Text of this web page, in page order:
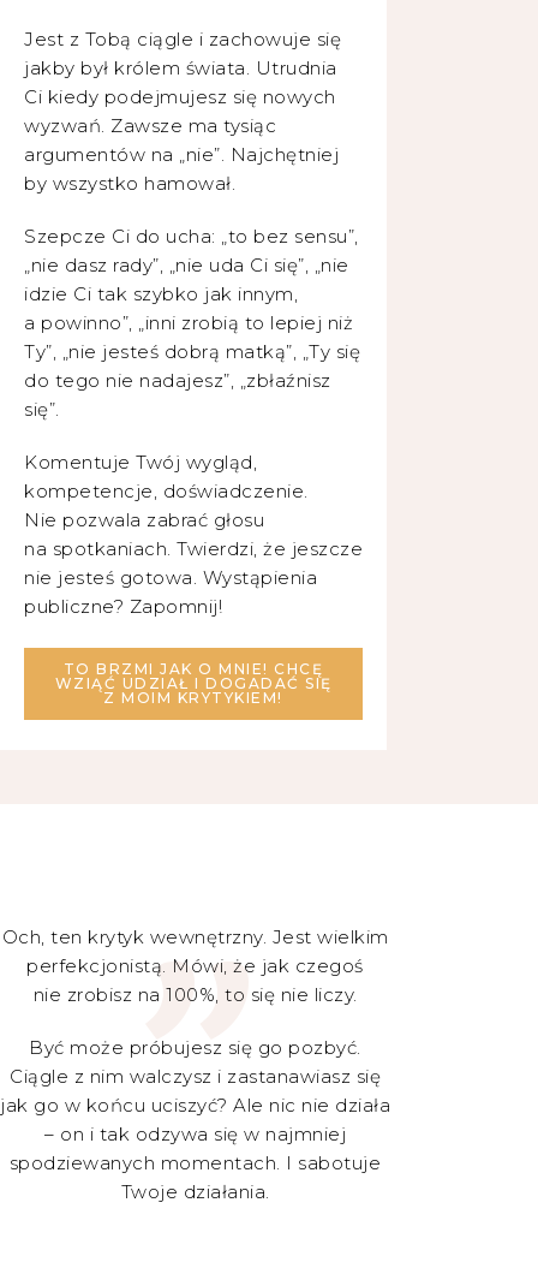
Jest z Tobą ciągle i zachowuje się
jakby był królem świata. Utrudnia
Ci kiedy podejmujesz się nowych
wyzwań. Zawsze ma tysiąc
argumentów na „nie”. Najchętniej
by wszystko hamował.
Szepcze Ci do ucha: „to bez sensu”,
„nie dasz rady”, „nie uda Ci się”, „nie
idzie Ci tak szybko jak innym,
a powinno”, „inni zrobią to lepiej niż
Ty”, „nie jesteś dobrą matką”, „Ty się
do tego nie nadajesz”, „zbłaźnisz
się”.
Komentuje Twój wygląd,
kompetencje, doświadczenie.
Nie pozwala zabrać głosu
na spotkaniach. Twierdzi, że jeszcze
nie jesteś gotowa. Wystąpienia
publiczne? Zapomnij!
TO BRZMI JAK O MNIE! CHCĘ
WZIĄĆ UDZIAŁ I DOGADAĆ SIĘ
Z MOIM KRYTYKIEM!
„
Och, ten krytyk wewnętrzny. Jest wielkim
perfekcjonistą. Mówi, że jak czegoś
nie zrobisz na 100%, to się nie liczy.
Być może próbujesz się go pozbyć.
Ciągle z nim walczysz i zastanawiasz się
jak go w końcu uciszyć? Ale nic nie działa
– on i tak odzywa się w najmniej
spodziewanych momentach. I sabotuje
Twoje działania.